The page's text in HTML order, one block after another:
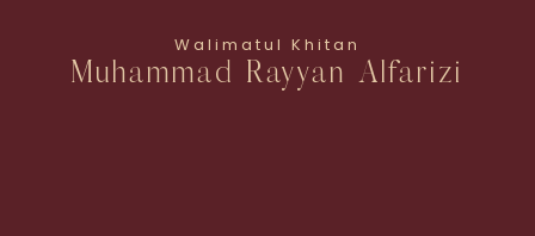
Walimatul Khitan
Muhammad Rayyan Alfarizi